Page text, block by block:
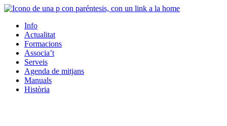
Info
Actualitat
Formacions
Associa’t
Serveis
Agenda de mitjans
Manuals
Història